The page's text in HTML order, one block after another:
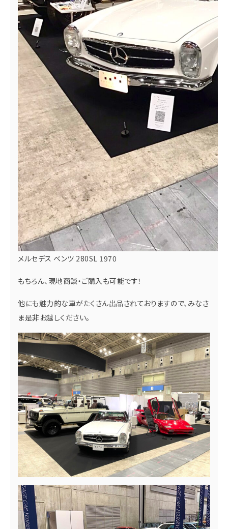
メルセデス ベンツ 280SL 1970
もちろん、現地商談・ご購入も可能です！
他にも魅力的な車がたくさん出品されておりますので、みなさ
ま是非お越しください。